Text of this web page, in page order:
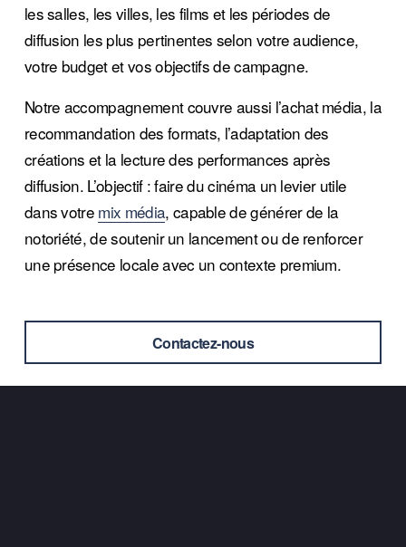
les salles, les villes, les films et les périodes de
diffusion les plus pertinentes selon votre audience,
votre budget et vos objectifs de campagne.
Notre accompagnement couvre aussi l’achat média, la
recommandation des formats, l’adaptation des
créations et la lecture des performances après
diffusion. L’objectif : faire du cinéma un levier utile
dans votre mix média, capable de générer de la
notoriété, de soutenir un lancement ou de renforcer
une présence locale avec un contexte premium.
Contactez-nous